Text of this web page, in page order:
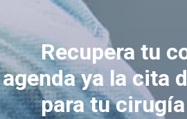
Recupera tu
agenda ya la cita
para tu